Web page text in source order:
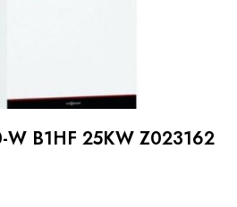
W B1HF 25KW Z023162